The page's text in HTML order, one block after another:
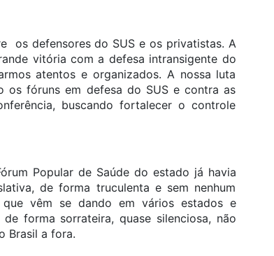
os defensores do SUS e os privatistas. A
vitória com a defesa intransigente do
atentos e organizados. A nossa luta
os fóruns em defesa do SUS e contra as
buscando fortalecer o controle
Popular de Saúde do estado já havia
de forma truculenta e sem nenhum
vêm se dando em vários estados e
forma sorrateira, quase silenciosa, não
Brasil a fora.